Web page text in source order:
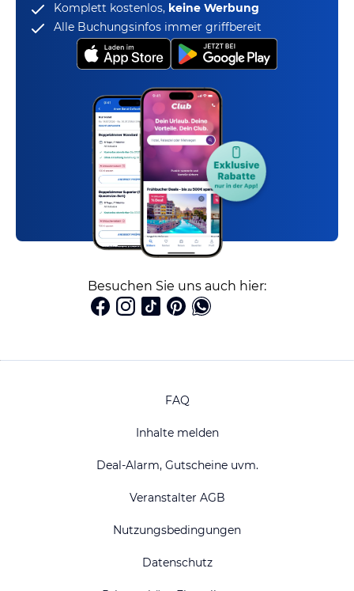
Komplett kostenlos, keine Werbung
Alle Buchungsinfos immer griffbereit
Besuchen Sie uns auch hier:
FAQ
Inhalte melden
Deal-Alarm, Gutscheine uvm.
Veranstalter AGB
Nutzungsbedingungen
Datenschutz